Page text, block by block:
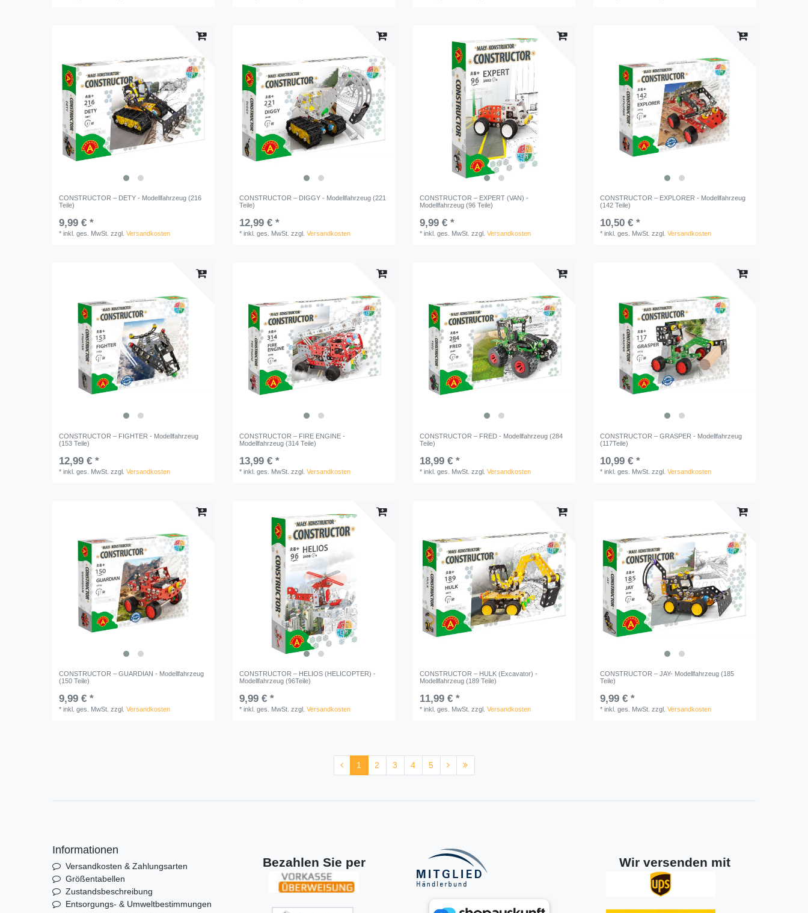
CONSTRUCTOR – DETY - Modellfahrzeug (216
Teile)
9,99 € *
*inkl. ges. MwSt. zzgl.Versandkosten
CONSTRUCTOR – DIGGY - Modellfahrzeug (221
Teile)
12,99 € *
*inkl. ges. MwSt. zzgl.Versandkosten
CONSTRUCTOR – EXPERT (VAN) -
Modellfahrzeug (96 Teile)
9,99 € *
*inkl. ges. MwSt. zzgl.Versandkosten
CONSTRUCTOR – EXPLORER - Modellfahrzeug
(142 Teile)
10,50 € *
*inkl. ges. MwSt. zzgl.Versandkosten
CONSTRUCTOR – FIGHTER - Modellfahrzeug
(153 Teile)
12,99 € *
*inkl. ges. MwSt. zzgl.Versandkosten
CONSTRUCTOR – FIRE ENGINE -
Modellfahrzeug (314 Teile)
13,99 € *
*inkl. ges. MwSt. zzgl.Versandkosten
CONSTRUCTOR – FRED - Modellfahrzeug (284
Teile)
18,99 € *
*inkl. ges. MwSt. zzgl.Versandkosten
CONSTRUCTOR – GRASPER - Modellfahrzeug
(117Teile)
10,99 € *
*inkl. ges. MwSt. zzgl.Versandkosten
CONSTRUCTOR – GUARDIAN - Modellfahrzeug
(150 Teile)
9,99 € *
*inkl. ges. MwSt. zzgl.Versandkosten
CONSTRUCTOR – HELIOS (HELICOPTER) -
Modellfahrzeug (96Teile)
9,99 € *
*inkl. ges. MwSt. zzgl.Versandkosten
CONSTRUCTOR – HULK (Excavator) -
Modellfahrzeug (189 Teile)
11,99 € *
*inkl. ges. MwSt. zzgl.Versandkosten
CONSTRUCTOR – JAY- Modellfahrzeug (185
Teile)
9,99 € *
*inkl. ges. MwSt. zzgl.Versandkosten
1 2 3 4 5
Informationen
Versandkosten & Zahlungsarten
Größentabellen
Zustandsbeschreibung
Entsorgungs- & Umweltbestimmungen
Bezahlen Sie per Wir versenden mit